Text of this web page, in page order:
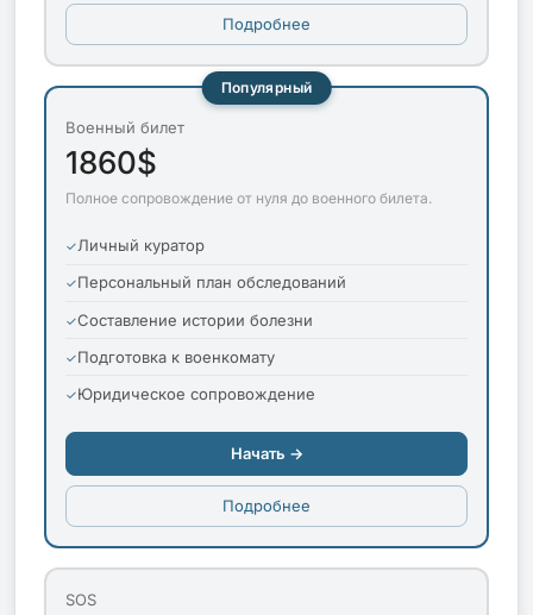
Подробнее
Популярный
Военный билет
1860$
Полное сопровождение от нуля до военного билета.
Личный куратор
Персональный план обследований
Составление истории болезни
Подготовка к военкомату
Юридическое сопровождение
Начать →
Подробнее
SOS